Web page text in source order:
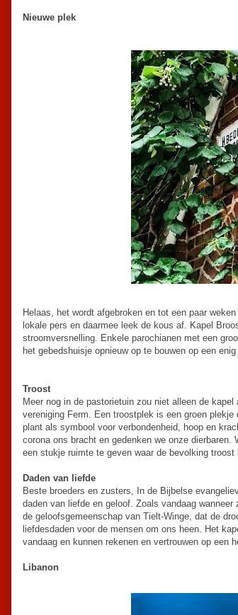
Nieuwe plek
Helaas, het wordt afgebroken en tot een paar
lokale pers en daarmee leek de kous af. Kapel
stroomversnelling. Enkele parochianen met een
het gebedshuisje opnieuw op te bouwen op een
Troost
Meer nog in de pastorietuin zou niet alleen de
vereniging Ferm. Een troostplek is een groen
plant als symbool voor verbondenheid, hoop en
corona ons bracht en gedenken we onze
een stukje ruimte te geven waar de bevolking troost
Daden van liefde
Beste broeders en zusters, In de Bijbelse
daden van liefde en geloof. Zoals vandaag
de geloofsgemeenschap van Tielt-Winge, dat de
liefdesdaden voor de mensen om ons heen. Het
vandaag en kunnen rekenen en vertrouwen op een
Libanon